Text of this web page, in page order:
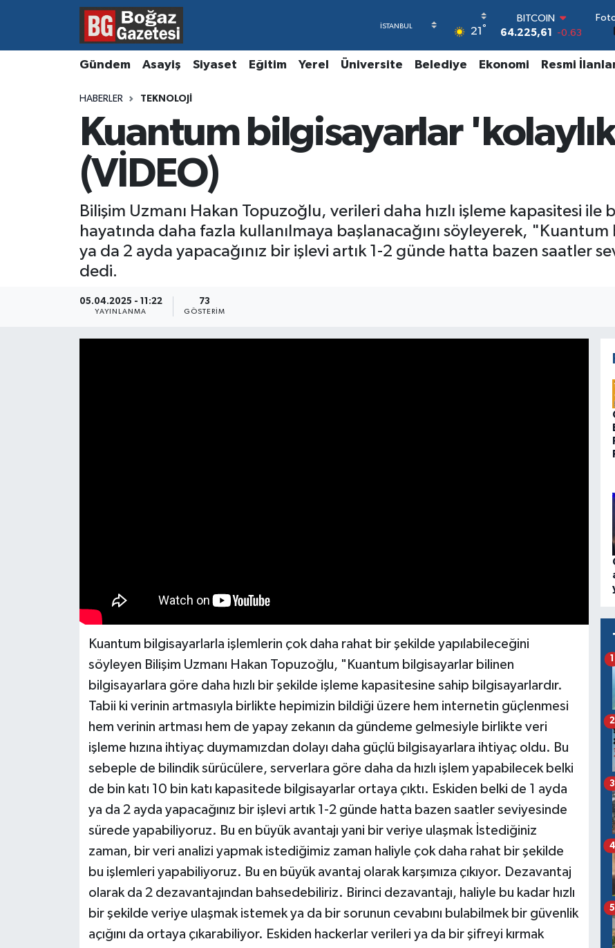
21 °
64.225,61
-0.63
DOLAR
47,7143 0.16
EURO
GRAM ALTIN
6510.40
0.45
Gündem Asayiş Siyaset Eğitim Yerel Üniversite Belediye Ekonomi Resmi
HABERLER TEKNOLOJI
Kuantum bilgisayarlar
(VİDEO)
Bilişim Uzmanı Hakan Topuzoğlu, verileri daha hızlı işleme kapasitesi
hayatında daha fazla kullanılmaya başlanacağını söyleyerek,
ya da 2 ayda yapacağınız bir işlevi artık 1-2 günde hatta bazen saatler
dedi.
05.04.2025 - 11:22
YAYINLANMA
73
GÖSTERIM
Kuantum bilgisayarlarla işlemlerin çok daha rahat bir şekilde yapılabileceğini
söyleyen Bilişim Uzmanı Hakan Topuzoğlu, "Kuantum bilgisayarlar bilinen
bilgisayarlara göre daha hızlı bir şekilde işleme kapasitesine sahip bilgisayarlardır.
Tabii ki verinin artmasıyla birlikte hepimizin bildiği üzere hem internetin güçlenmesi
hem verinin artması hem de yapay zekanın da gündeme gelmesiyle birlikte veri
işleme hızına ihtiyaç duymamızdan dolayı daha güçlü bilgisayarlara ihtiyaç oldu. Bu
sebeple de bilindik sürücülere, serverlara göre daha da hızlı işlem yapabilecek belki
de bin katı 10 bin katı kapasitede bilgisayarlar ortaya çıktı. Eskiden belki de 1 ayda
ya da 2 ayda yapacağınız bir işlevi artık 1-2 günde hatta bazen saatler seviyesinde
sürede yapabiliyoruz. Bu en büyük avantajı yani bir veriye ulaşmak İstediğiniz
zaman, bir veri analizi yapmak istediğimiz zaman haliyle çok daha rahat bir şekilde
bu işlemleri yapabiliyoruz. Bu en büyük avantaj olarak karşımıza çıkıyor. Dezavantaj
olarak da 2 dezavantajından bahsedebiliriz. Birinci dezavantajı, haliyle bu kadar hızlı
bir şekilde veriye ulaşmak istemek ya da bir sorunun cevabını bulabilmek bir güvenlik
açığını da ortaya çıkarabiliyor. Eskiden hackerlar verileri ya da bir şifreyi kırmak
1
2
3
4
5
Asayiş
Gündem
Kültür ve Sanat
Magazin
Resmi İlanlar
Hava Durumu
Süper Lig Puan Durumu ve Fikstür
Tüm Manşetler
Son Dakika Haberleri
Haber Arşivi